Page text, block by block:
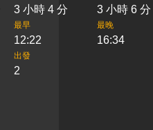
3 小時 4 分 3 小時 6 分
最早
12:22
最晚
16:34
出發
2